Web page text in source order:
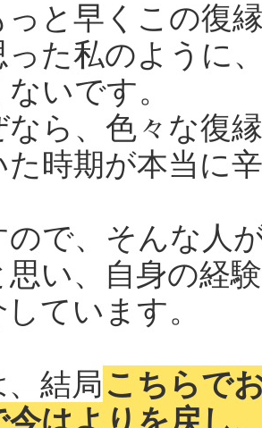
っと早くこの復
った私のように
ないです。
なら、色々な復
た時期が本当に
ので、そんな人
思い、自身の経
ています。
、結局 こちらで